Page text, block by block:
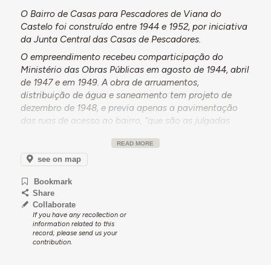
O Bairro de Casas para Pescadores de Viana do
Castelo foi construído entre 1944 e 1952, por iniciativa
da Junta Central das Casas de Pescadores.
O empreendimento recebeu comparticipação do
Ministério das Obras Públicas em agosto de 1944, abril
de 1947 e em 1949. A obra de arruamentos,
distribuição de água e saneamento tem projeto de
dezembro de 1948, e previa apenas a pavimentação
das ruas de acesso ao bairro, “que são as julgadas
Avenida Marginal, que embora esteja ainda em
terraplanagens, lhe dá franco e livre acesso”. A obra de
relatório mensal do fiscal do Bairro dos Pescadores já
referia que os moradores vinham a apresentar
“reclamações por nos dias chuvosos lhes ter entrado
água nas casas pelo telhado”, porque os autoclismos
funcionavam mal e porque as sarjetas vinham a ficar
entupidas.
READ MORE
see on map
Bookmark
Share
Collaborate
If you have any recollection or
information related to this
record, please send us your
contribution.